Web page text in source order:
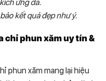
kết quả đẹp như ý.
chỉ phun xăm uy tín &
phun xăm mang lại hiệu